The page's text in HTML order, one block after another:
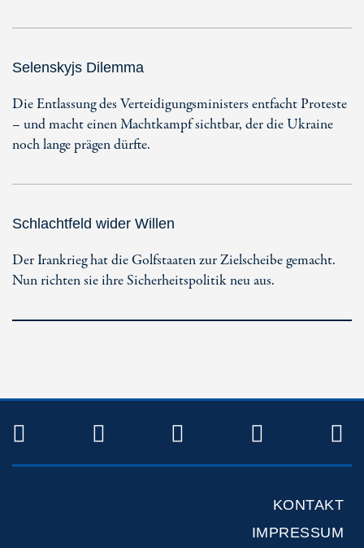
Selenskyjs Dilemma
Die Entlassung des Verteidigungsministers entfacht Proteste
– und macht einen Machtkampf sichtbar, der die Ukraine
noch lange prägen dürfte.
Schlachtfeld wider Willen
Der Irankrieg hat die Golfstaaten zur Zielscheibe gemacht.
Nun richten sie ihre Sicherheitspolitik neu aus.
TWITTERFACEBOOKINSTAGRAM
KONTAKT
IMPRESSUM